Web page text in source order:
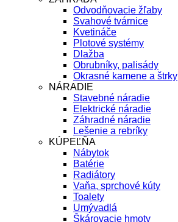
Odvodňovacie žľaby
Svahové tvárnice
Kvetináče
Plotové systémy
Dlažba
Obrubníky, palisády
Okrasné kamene a štrky
NÁRADIE
Stavebné náradie
Elektrické náradie
Záhradné náradie
Lešenie a rebríky
KÚPEĽŇA
Nábytok
Batérie
Radiátory
Vaňa, sprchové kúty
Toalety
Umývadlá
Škárovacie hmoty